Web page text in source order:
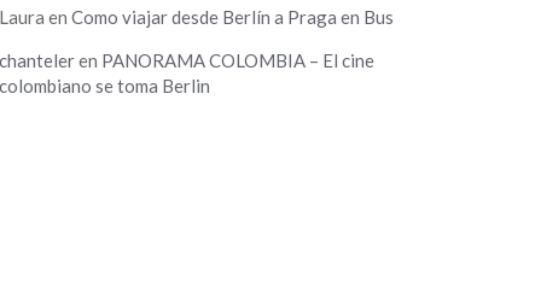
Laura enComo viajar desde Berlín a Praga en Bus
chanteleren PANORAMA COLOMBIA – El cine
colombiano se toma Berlin